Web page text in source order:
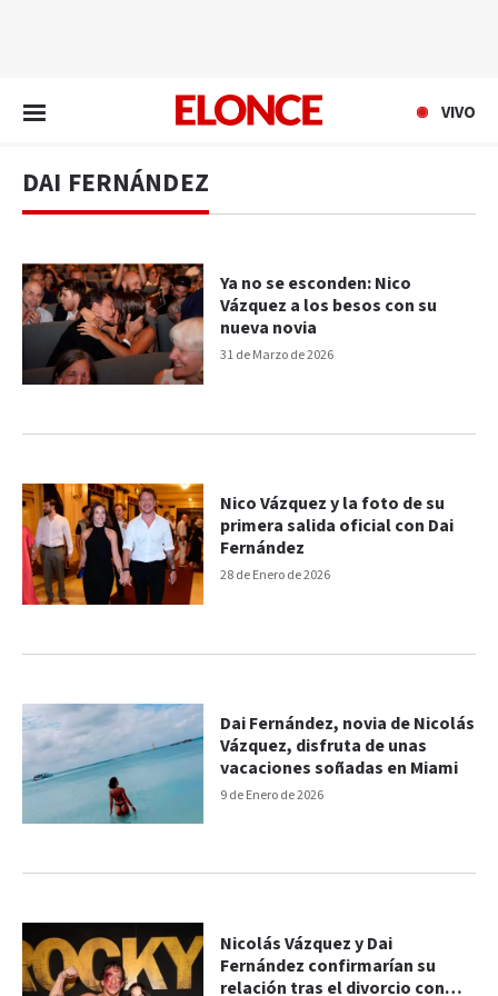
VIVO
DAI FERNÁNDEZ
31 de Marzo de 2026
Ya no se esconden: Nico
Vázquez a los besos con su
nueva novia
28 de Enero de 2026
Nico Vázquez y la foto de su
primera salida oficial con Dai
Fernández
9 de Enero de 2026
Dai Fernández, novia de Nicolás
Vázquez, disfruta de unas
vacaciones soñadas en Miami
Nicolás Vázquez y Dai
Fernández confirmarían su
relación tras el divorcio con